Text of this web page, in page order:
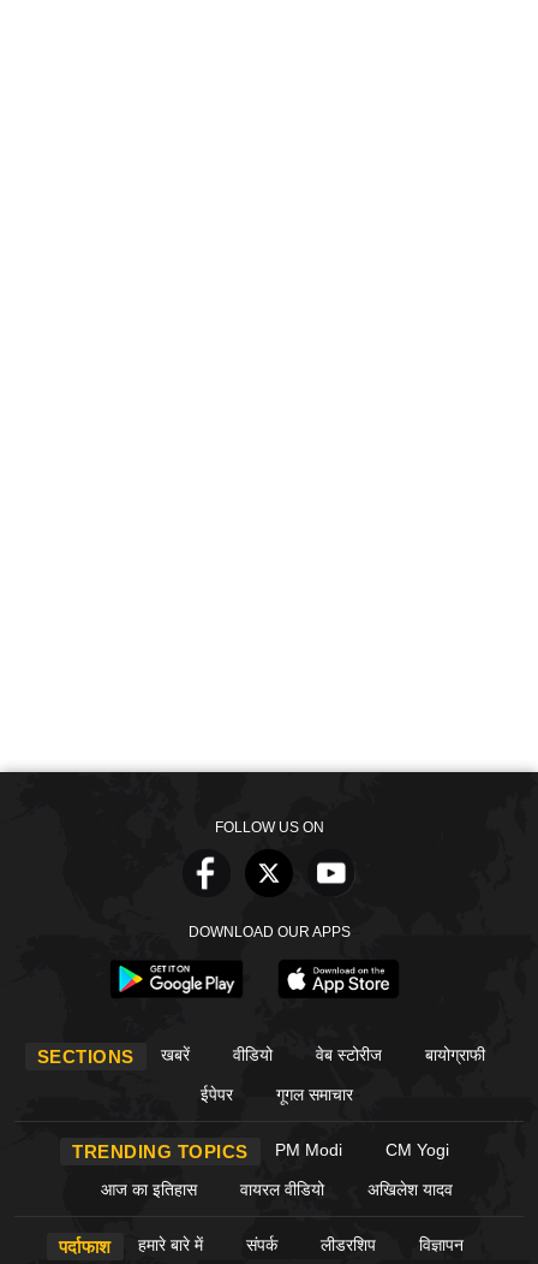
FOLLOW US ON
DOWNLOAD OUR APPS
SECTIONS खबरें वीडियो वेब स्टोरीज बायोग्राफी
ईपेपर गूगल समाचार
TRENDING TOPICS PM Modi CM Yogi
आज का इतिहास वायरल वीडियो अखिलेश यादव
पर्दाफाश हमारे बारे में संपर्क लीडरशिप विज्ञापन